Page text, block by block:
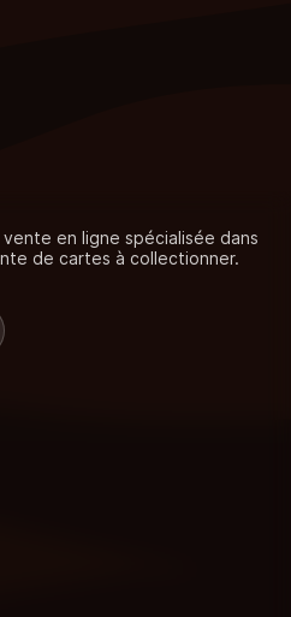
en ligne spécialisée dans
de cartes à collectionner.